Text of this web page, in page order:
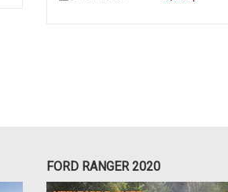
FORD RANGER 2020